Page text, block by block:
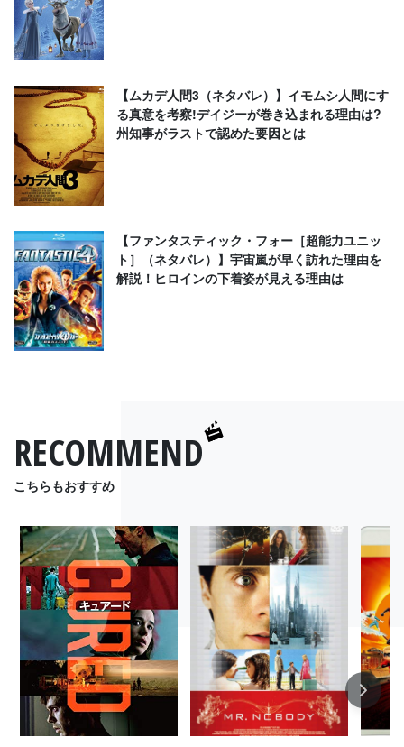
【ムカデ人間3（ネタバレ）】イモムシ人間にす
る真意を考察!デイジーが巻き込まれる理由は?
州知事がラストで認めた要因とは
【ファンタスティック・フォー［超能力ユニッ
ト］（ネタバレ）】宇宙嵐が早く訪れた理由を
解説！ヒロインの下着姿が見える理由は
RECOMMEND
こちらもおすすめ
Next